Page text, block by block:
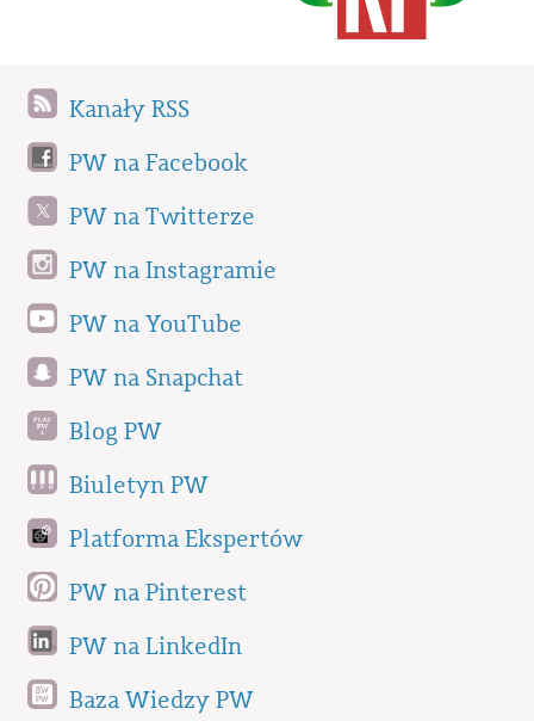
Kanały RSS
PW na Facebook
PW na Twitterze
PW na Instagramie
PW na YouTube
PW na Snapchat
Blog PW
Biuletyn PW
Platforma Ekspertów
PW na Pinterest
PW na LinkedIn
Baza Wiedzy PW